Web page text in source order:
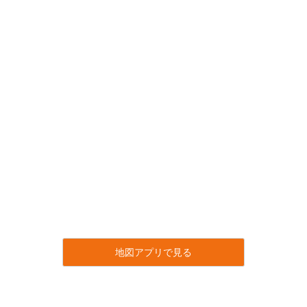
地図アプリで見る